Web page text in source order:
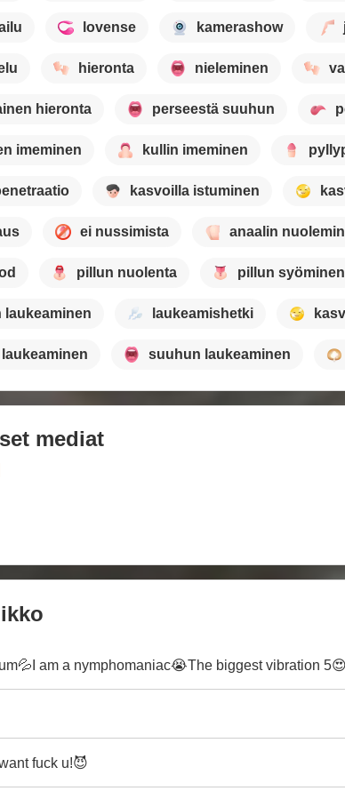
lovense kamerashow
hieronta nieleminen
hieronta perseestä suuhun
imeminen kullin imeminen
kasvoilla istuminen
ei nussimista anaalin
pillun nuolenta pillun syöminen
laukeaminen laukeamishetki
suuhun laukeaminen
mediat
am a nymphomaniac😭The biggest vibration
fuck u!😈